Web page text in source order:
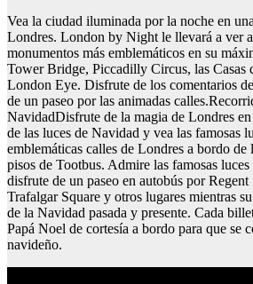
Vea la ciudad iluminada por la noche en
Londres. London by Night le llevará a ver
monumentos más emblemáticos en su
Tower Bridge, Piccadilly Circus, las Casas
London Eye. Disfrute de los comentarios
de un paseo por las animadas
NavidadDisfrute de la magia de Londres
de las luces de Navidad y vea las famosas
emblemáticas calles de Londres a bordo de
pisos de Tootbus. Admire las famosas
disfrute de un paseo en autobús por
Trafalgar Square y otros lugares mientras
de la Navidad pasada y presente. Cada
Papá Noel de cortesía a bordo para que se
navideño.